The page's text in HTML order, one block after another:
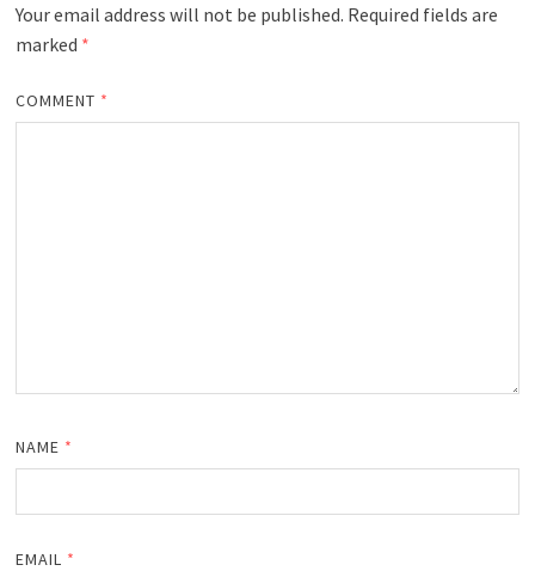
Your email address will not be published. Required fields are
marked *
COMMENT *
NAME *
EMAIL *